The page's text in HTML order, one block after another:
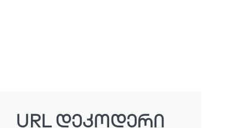
URL დეკოდერი